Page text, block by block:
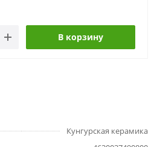
В корзину
Кунгурская керамика